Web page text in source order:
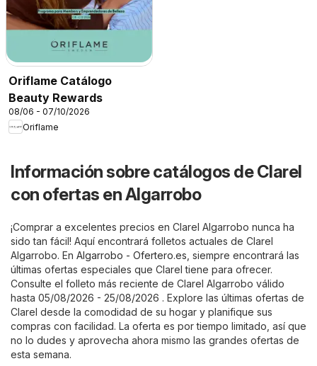
Oriflame Catálogo
Beauty Rewards
08/06 - 07/10/2026
Oriflame
Información sobre catálogos de Clarel
con ofertas en Algarrobo
¡Comprar a excelentes precios en Clarel Algarrobo nunca ha
sido tan fácil! Aquí encontrará folletos actuales de Clarel
Algarrobo. En Algarrobo - Ofertero.es , siempre encontrará las
últimas ofertas especiales que Clarel tiene para ofrecer.
Consulte el folleto más reciente de Clarel Algarrobo válido
hasta 05/08/2026 - 25/08/2026 . Explore las últimas ofertas de
Clarel desde la comodidad de su hogar y planifique sus
compras con facilidad. La oferta es por tiempo limitado, así que
no lo dudes y aprovecha ahora mismo las grandes ofertas de
esta semana.